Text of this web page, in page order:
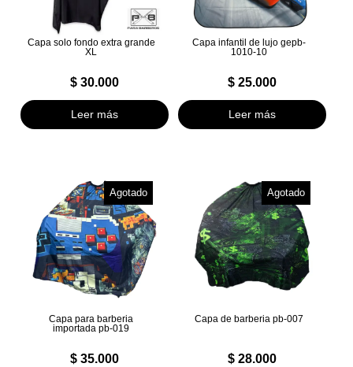
Capa solo fondo extra grande
XL
$30.000
Leer más
Capa infantil de lujo gepb-
1010-10
$25.000
Leer más
Agotado
Capa para barberia
importada pb-019
$35.000
Agotado
Capa de barberia pb-007
$28.000